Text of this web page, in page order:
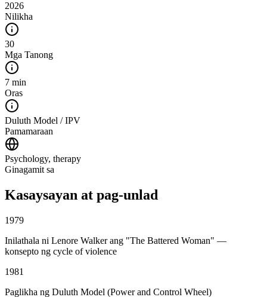
2026
Nilikha
30
Mga Tanong
7 min
Oras
Duluth Model / IPV
Pamamaraan
Psychology, therapy
Ginagamit sa
Kasaysayan at pag-unlad
1979
Inilathala ni Lenore Walker ang "The Battered Woman" —
konsepto ng cycle of violence
1981
Paglikha ng Duluth Model (Power and Control Wheel)